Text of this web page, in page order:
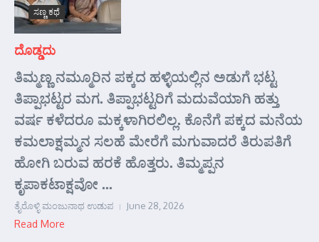
ಸಣ್ಣ ಕಥೆ
ದೊಡ್ಡದು
ತಿಮ್ಮಣ್ಣ ನಮ್ಮೂರಿನ ಪಕ್ಕದ ಹಳ್ಳಿಯಲ್ಲಿನ ಅಡುಗೆ ಭಟ್ಟ
ತಿಪ್ಪಾಭಟ್ಟರ ಮಗ. ತಿಪ್ಪಾಭಟ್ಟರಿಗೆ ಮದುವೆಯಾಗಿ ಹತ್ತು
ವರ್ಷ ಕಳೆದರೂ ಮಕ್ಕಳಾಗಿರಲಿಲ್ಲ. ಕೊನೆಗೆ ಪಕ್ಕದ ಮನೆಯ
ಕಮಲಾಕ್ಷಮ್ಮನ ಸಲಹೆ ಮೇರೆಗೆ ಮಗುವಾದರೆ ತಿರುಪತಿಗೆ
ಹೋಗಿ ಬರುವ ಹರಕೆ ಹೊತ್ತರು. ತಿಮ್ಮಪ್ಪನ
ಕೃಪಾಕಟಾಕ್ಷವೋ ...
ತೈರೊಳ್ಳಿ ಮಂಜುನಾಥ ಉಡುಪ June 28, 2026
Read More